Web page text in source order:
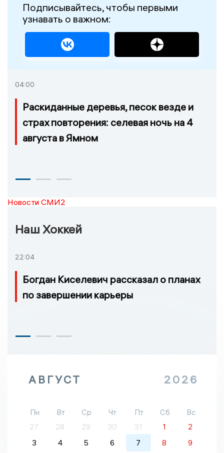
Подписывайтесь, чтобы первыми
узнавать о важном:
04:00
Раскиданные деревья, песок везде и
страх повторения: селевая ночь на 4
августа в Ямном
Новости СМИ2
Наш Хоккей
22:04
Богдан Киселевич рассказал о планах
по завершении карьеры
АВГУСТ 2026
Пн Вт Ср Чт Пт Сб
Вс
27
28 29 30 31 1
2
3
4 5 6 7 8
9